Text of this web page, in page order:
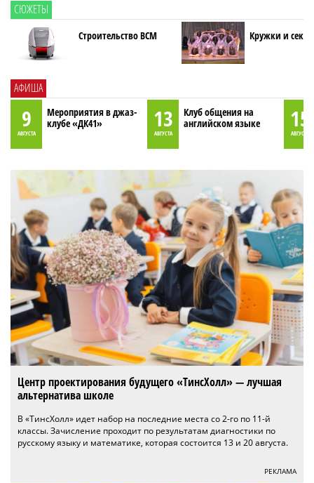
СЮЖЕТЫ
Строительство ВСМ Кружки и
АФИША
9
АВГУСТА
Мероприятия в джаз-
клубе «ДК41»
13
АВГУСТА
Клуб общения на
английском языке
15
АВГУСТА
Центр проектирования будущего «ТинсХолл» — лучшая
альтернатива школе
В «ТинсХолл» идет набор на последние места со 2-го по 11-й
классы. Зачисление проходит по результатам диагностики по
русскому языку и математике, которая состоится 13 и 20 августа.
РЕКЛАМА